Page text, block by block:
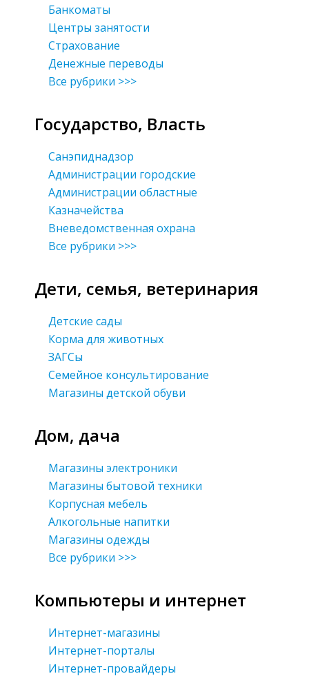
Банкоматы
Центры занятости
Страхование
Денежные переводы
Все рубрики >>>
Государство, Власть
Санэпиднадзор
Администрации городские
Администрации областные
Казначейства
Вневедомственная охрана
Все рубрики >>>
Дети, семья, ветеринария
Детские сады
Корма для животных
ЗАГСы
Семейное консультирование
Магазины детской обуви
Дом, дача
Магазины электроники
Магазины бытовой техники
Корпусная мебель
Алкогольные напитки
Магазины одежды
Все рубрики >>>
Компьютеры и интернет
Интернет-магазины
Интернет-порталы
Интернет-провайдеры